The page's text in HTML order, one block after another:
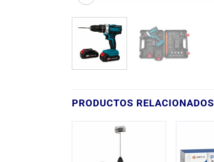
PRODUCTOS RELACIONADOS